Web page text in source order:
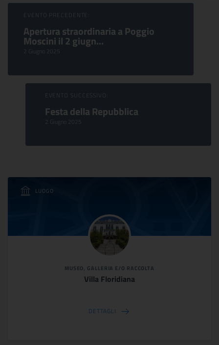
Sfoglia Eventi
EVENTO PRECEDENTE:
Apertura straordinaria a Poggio
Moscini il 2 giugn...
2 Giugno 2025
EVENTO SUCCESSIVO:
Festa della Repubblica
2 Giugno 2025
LUOGO
MUSEO, GALLERIA E/O RACCOLTA
Villa Floridiana
DETTAGLI